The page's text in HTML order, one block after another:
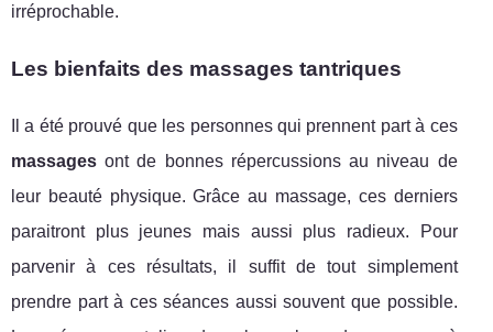
irréprochable.
Les bienfaits des massages tantriques
Il a été prouvé que les personnes qui prennent part à ces
massages ont de bonnes répercussions au niveau de
leur beauté physique. Grâce au massage, ces derniers
paraitront plus jeunes mais aussi plus radieux. Pour
parvenir à ces résultats, il suffit de tout simplement
prendre part à ces séances aussi souvent que possible.